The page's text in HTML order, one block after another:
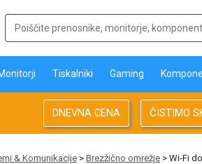
Tiskalniki Gaming
DNEVNA CENA ČISTIMO
& Komunikacije > Brezžično omrežje > Wi-Fi